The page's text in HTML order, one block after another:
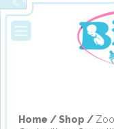
Home /Shop /